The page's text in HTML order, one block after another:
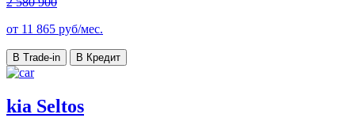
от 11 865 руб/мес.
В Trade-in В Кредит
kia Seltos